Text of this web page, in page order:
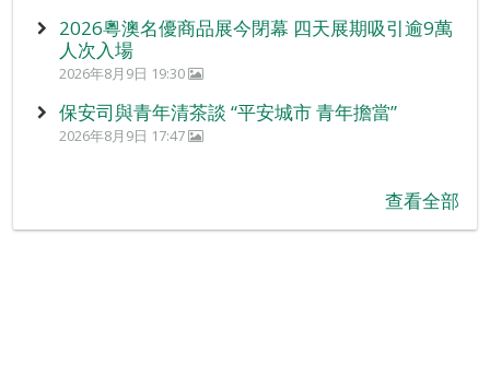
2026粵澳名優商品展今閉幕 四天展期吸引逾9萬
人次入場
2026年8月9日 19:30
保安司與青年清茶談 “平安城市 青年擔當”
2026年8月9日 17:47
查看全部